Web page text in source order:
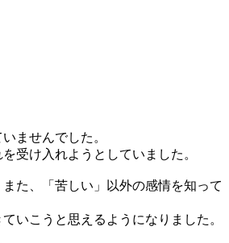
ませんでした。
受け入れようとしていました。
た、「苦しい」以外の感情を知って
いこうと思えるようになりました。